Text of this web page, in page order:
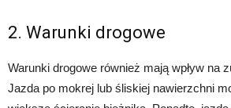
2. Warunki drogowe
Warunki drogowe również mają wpływ na
Jazda po mokrej lub śliskiej nawierzchni